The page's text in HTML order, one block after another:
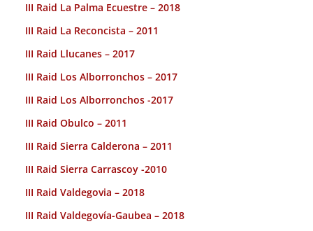
III Raid La Palma Ecuestre – 2018
III Raid La Reconcista – 2011
III Raid Llucanes – 2017
III Raid Los Alborronchos – 2017
III Raid Los Alborronchos -2017
III Raid Obulco – 2011
III Raid Sierra Calderona – 2011
III Raid Sierra Carrascoy -2010
III Raid Valdegovia – 2018
III Raid Valdegovía-Gaubea – 2018